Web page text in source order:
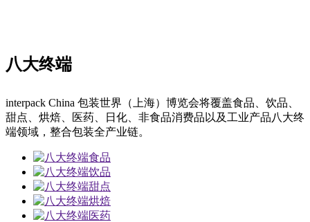
八大终端
interpack China 包装世界（上海）博览会将覆盖食品、饮品、
甜点、烘焙、医药、日化、非食品消费品以及工业产品八大终
端领域，整合包装全产业链。
食品
饮品
甜点
烘焙
医药